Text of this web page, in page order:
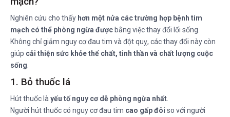
Nghiên cứu cho thấy hơn một nửa các trường hợp bệnh tim
mạch có thể phòng ngừa đượcbằng việc thay đổi lối sống.
Không chỉ giảm nguy cơ đau tim và đột quỵ, các thay đổi này còn
giúp cải thiện sức khỏe thể chất, tinh thần và chất lượng cuộc
sống
1. Bỏ thuốc lá
Hút thuốc là yếu tố nguy cơ dễ phòng ngừa nhất
Người hút thuốc có nguy cơ đau tim cao gấp đôi so với người